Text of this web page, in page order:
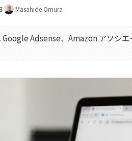
Masahide Omura
Google Adsense、Amazon アソシ